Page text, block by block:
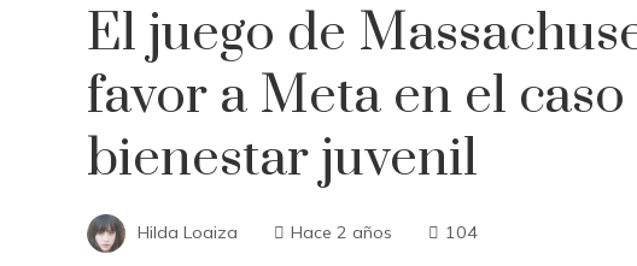
El juego de
favor a Meta en el
bienestar juvenil
Hilda Loaiza Hace 2 años 104